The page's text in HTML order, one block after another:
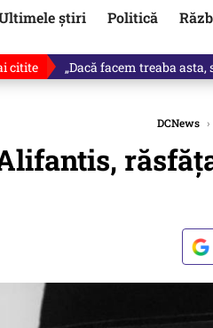
știri Politică
citite „Dacă facem treaba
DCNews ›